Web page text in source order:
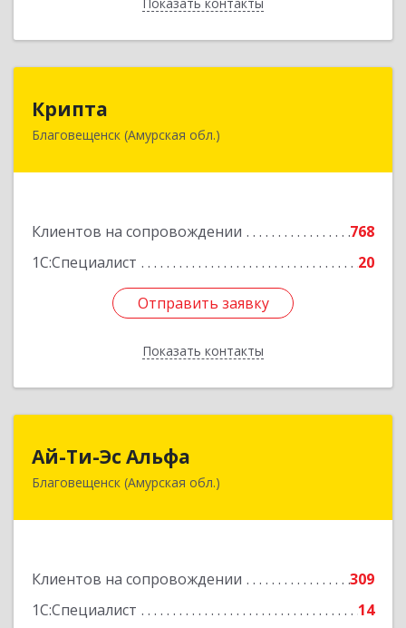
Крипта
Благовещенск (Амурская обл.)
Клиентов на сопровождении
768
1С:Специалист
20
Отправить заявку
Показать контакты
675000, Амурская обл, Благовещенск г,
Отправить заявку
Назад
Ай-Ти-Эс Альфа
Благовещенск (Амурская обл.)
Клиентов на сопровождении
309
1С:Специалист
14
675000, Амурская обл, Благовещенск г, Зейская